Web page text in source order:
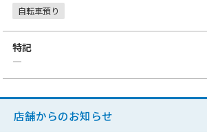
自転車預り
特記
―
店舗からのお知らせ